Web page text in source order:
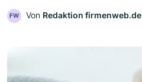
FW Von Redaktion firmenweb.de